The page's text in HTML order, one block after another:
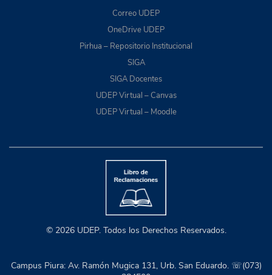
Correo UDEP
OneDrive UDEP
Pirhua – Repositorio Institucional
SIGA
SIGA Docentes
UDEP Virtual – Canvas
UDEP Virtual – Moodle
© 2026 UDEP. Todos los Derechos Reservados.
Campus Piura: Av. Ramón Mugica 131, Urb. San Eduardo. ☏(073)